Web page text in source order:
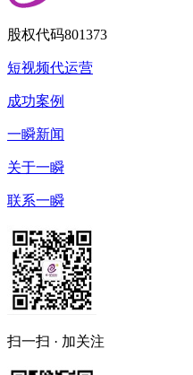
股权代码801373
短视频代运营
成功案例
一瞬新闻
关于一瞬
联系一瞬
扫一扫 · 加关注